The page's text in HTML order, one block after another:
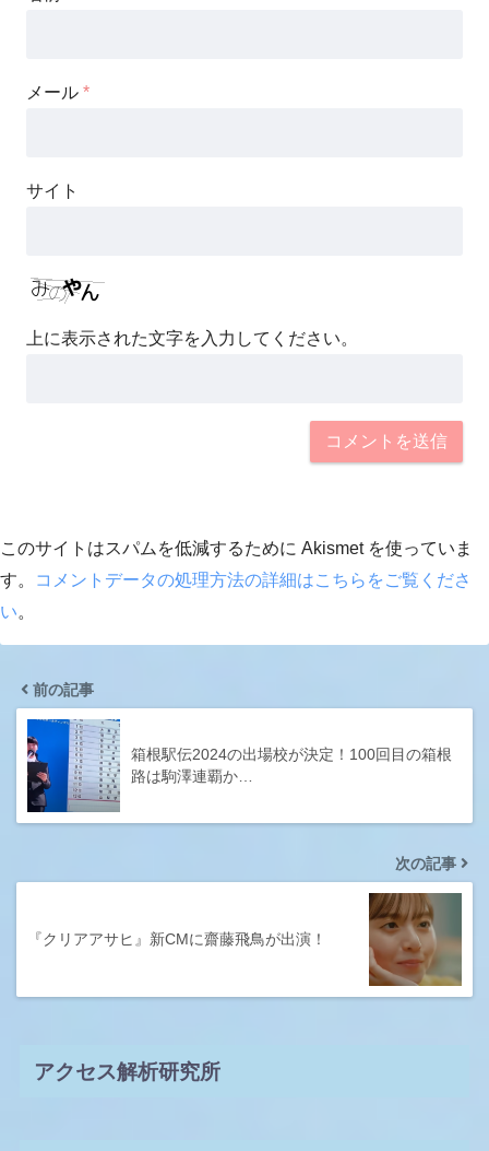
メール *
サイト
上に表示された文字を入力してください。
このサイトはスパムを低減するために Akismet を使っていま
す。
コメントデータの処理方法の詳細はこちらをご覧くださ
い。
前の記事
箱根駅伝2024の出場校が決定！100回目の箱根
路は駒澤連覇か…
次の記事
『クリアアサヒ』新CMに齋藤飛鳥が出演！
アクセス解析研究所